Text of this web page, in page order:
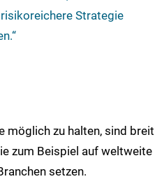
Strategie
möglich zu halten, sind breit
zum Beispiel auf weltweite
setzen.